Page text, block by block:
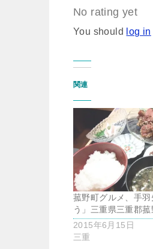
No rating yet
You should log in
関連
菰野町グルメ、手羽
う」三重県三重郡菰
2015年6月15日
三重